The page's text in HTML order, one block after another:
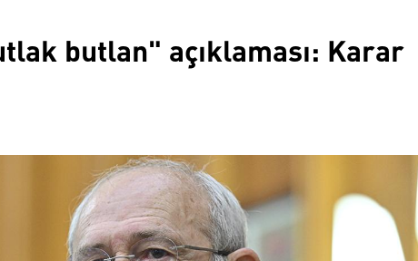
butlan" açıklaması: Karar